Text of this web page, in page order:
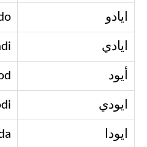
ايادو
ايادي
أيود
ايودي
ايودا